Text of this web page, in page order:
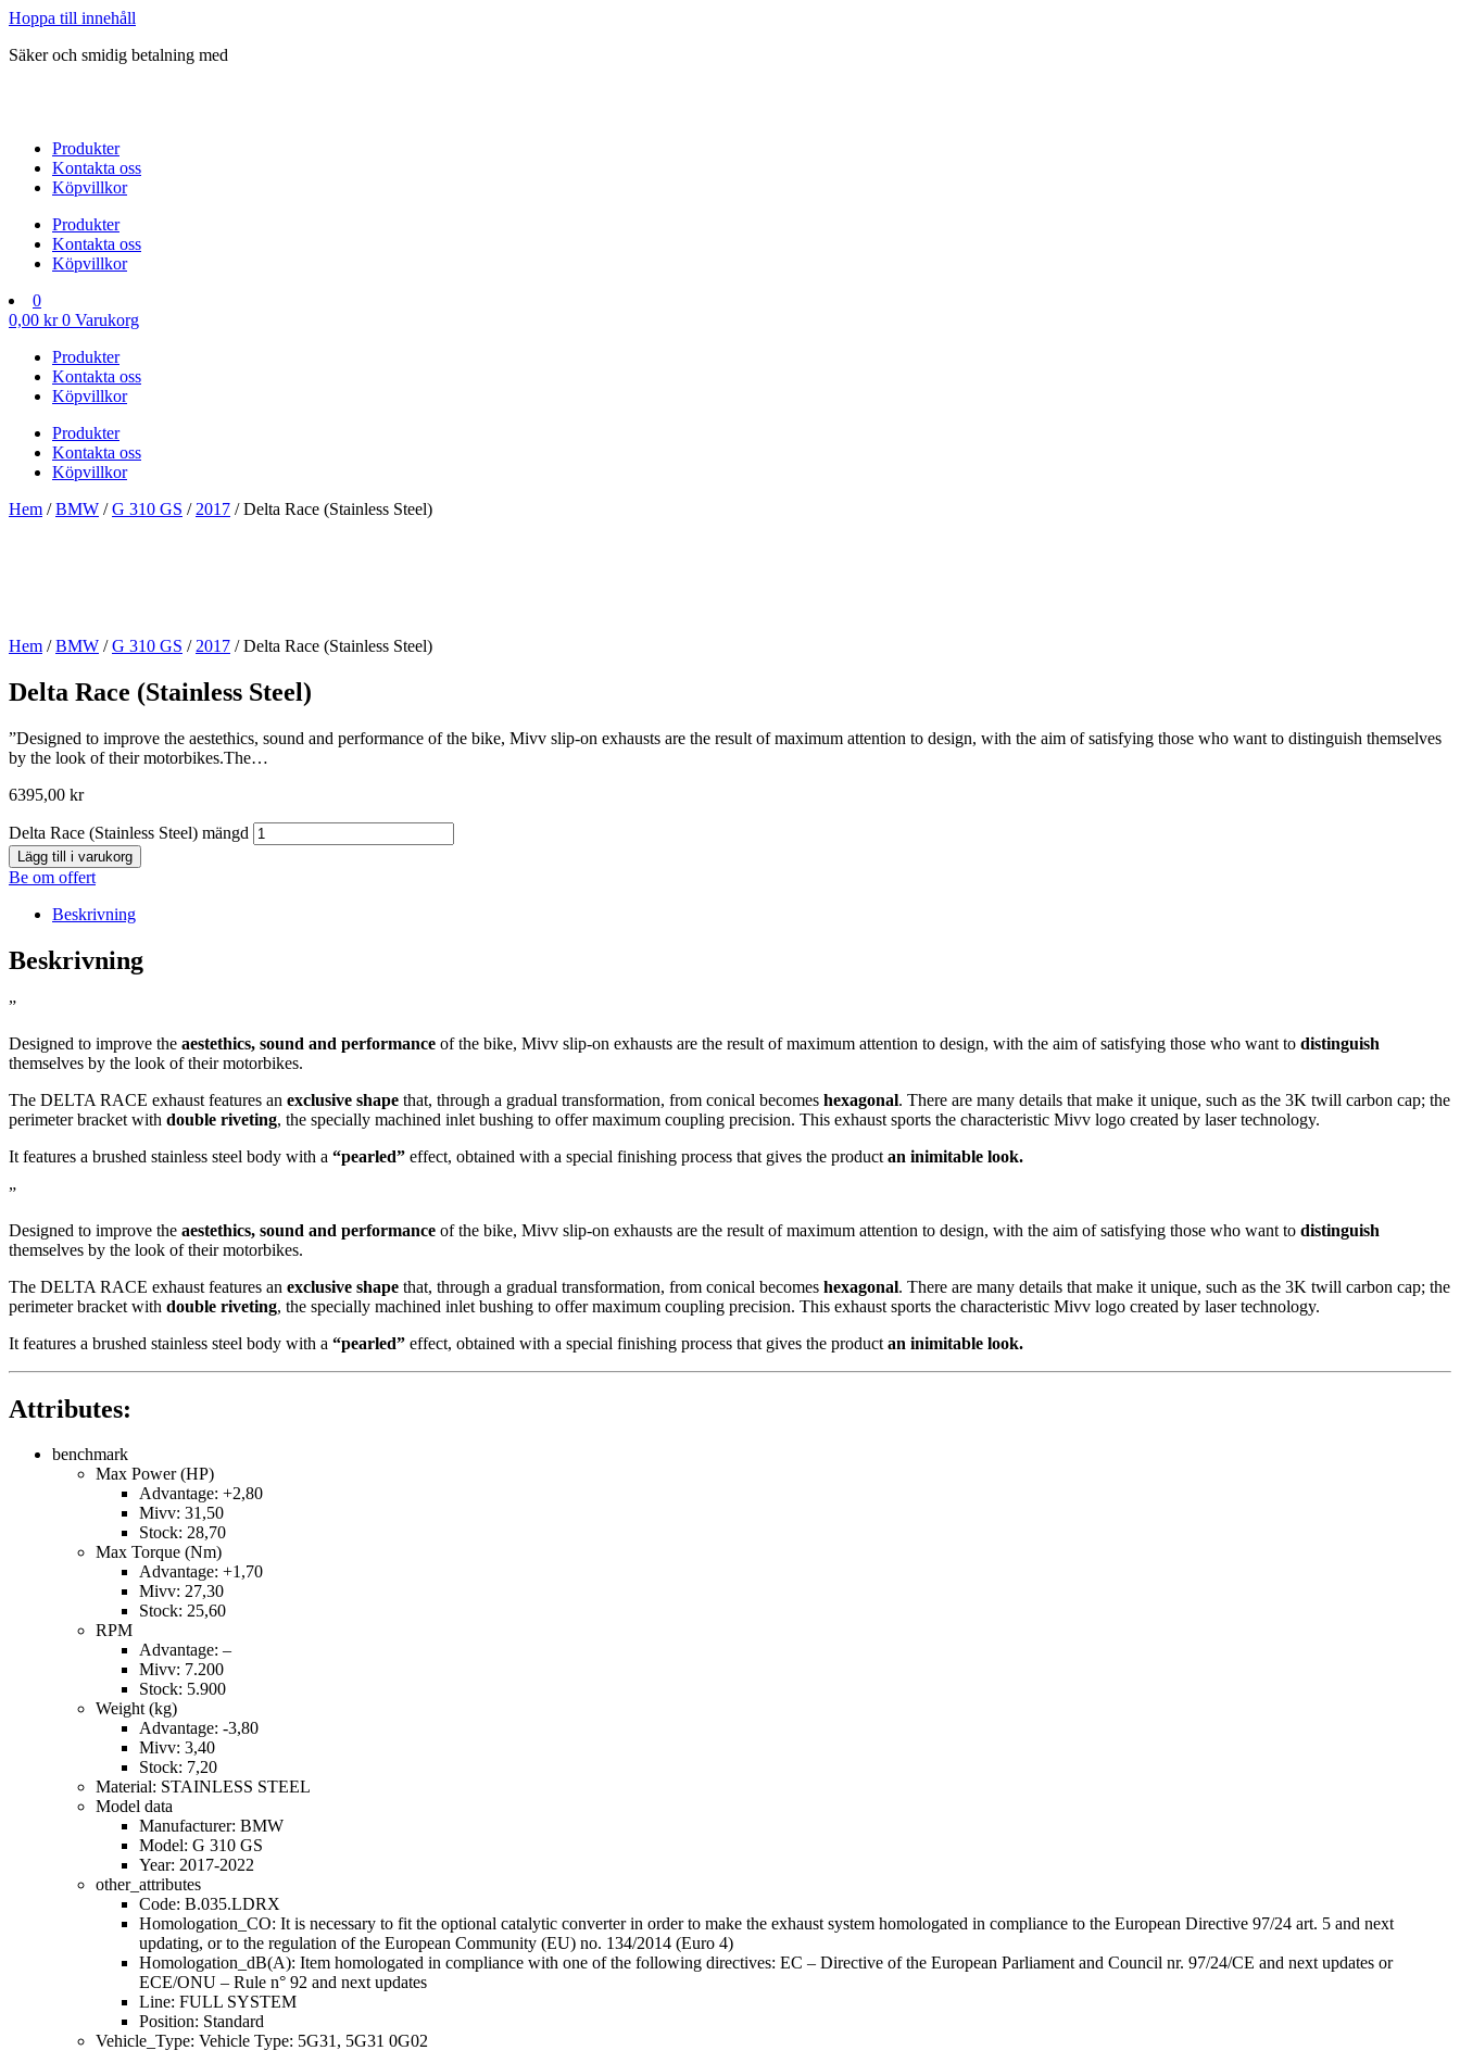
Hoppa till innehåll
Säker och smidig betalning med
Produkter
Kontakta oss
Köpvillkor
Produkter
Kontakta oss
Köpvillkor
0
0,00 kr 0 Varukorg
Produkter
Kontakta oss
Köpvillkor
Produkter
Kontakta oss
Köpvillkor
Hem /BMW /G 310 GS / 2017 / Delta Race (Stainless Steel)
Hem /BMW /G 310 GS / 2017 / Delta Race (Stainless Steel)
Delta Race (Stainless Steel)
”Designed to improve the aestethics, sound and performance of the bike, Mivv slip-on exhausts are the result of maximum attention to design, with the aim of satisfying those who want to distinguish themselves
by the look of their motorbikes.The…
6395,00 kr
Delta Race (Stainless Steel) mängd
Lägg till i varukorg
Be om offert
Beskrivning
Beskrivning
”
Designed to improve the aestethics, sound and performance of the bike, Mivv slip-on exhausts are the result of maximum attention to design, with the aim of satisfying those who want to distinguish
themselves by the look of their motorbikes.
The DELTA RACE exhaust features an exclusive shape that, through a gradual transformation, from conical becomes hexagonal. There are many details that make it unique, such as the 3K twill carbon cap; the
perimeter bracket with double riveting, the specially machined inlet bushing to offer maximum coupling precision. This exhaust sports the characteristic Mivv logo created by laser technology.
It features a brushed stainless steel body with a “pearled” effect, obtained with a special finishing process that gives the product an inimitable look.
”
Designed to improve the aestethics, sound and performance of the bike, Mivv slip-on exhausts are the result of maximum attention to design, with the aim of satisfying those who want to distinguish
themselves by the look of their motorbikes.
The DELTA RACE exhaust features an exclusive shape that, through a gradual transformation, from conical becomes hexagonal. There are many details that make it unique, such as the 3K twill carbon cap; the
perimeter bracket with double riveting, the specially machined inlet bushing to offer maximum coupling precision. This exhaust sports the characteristic Mivv logo created by laser technology.
It features a brushed stainless steel body with a “pearled” effect, obtained with a special finishing process that gives the product an inimitable look.
Attributes:
benchmark
Max Power (HP)
Advantage: +2,80
Mivv: 31,50
Stock: 28,70
Max Torque (Nm)
Advantage: +1,70
Mivv: 27,30
Stock: 25,60
RPM
Advantage: –
Mivv: 7.200
Stock: 5.900
Weight (kg)
Advantage: -3,80
Mivv: 3,40
Stock: 7,20
Material: STAINLESS STEEL
Model data
Manufacturer: BMW
Model: G 310 GS
Year: 2017-2022
other_attributes
Code: B.035.LDRX
Homologation_CO: It is necessary to fit the optional catalytic converter in order to make the exhaust system homologated in compliance to the European Directive 97/24 art. 5 and next
updating, or to the regulation of the European Community (EU) no. 134/2014 (Euro 4)
Homologation_dB(A): Item homologated in compliance with one of the following directives: EC – Directive of the European Parliament and Council nr. 97/24/CE and next updates or
ECE/ONU – Rule n° 92 and next updates
Line: FULL SYSTEM
Position: Standard
Vehicle_Type: Vehicle Type: 5G31, 5G31 0G02